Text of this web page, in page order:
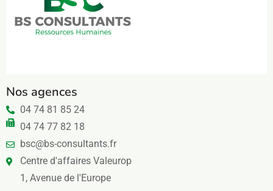
Nos agences
04 74 81 85 24
04 74 77 82 18
bsc@bs-consultants.fr
Centre d'affaires Valeurop
1, Avenue de l'Europe